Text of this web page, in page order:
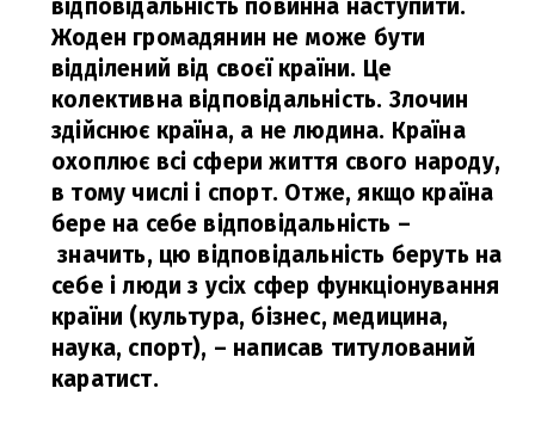
відповідальність повинна наступити.
Жоден громадянин не може бути
відділений від своєї країни. Це
колективна відповідальність. Злочин
здійснює країна, а не людина. Країна
охоплює всі сфери життя свого народу,
в тому числі і спорт. Отже, якщо країна
бере на себе відповідальність –
значить, цю відповідальність беруть на
себе і люди з усіх сфер функціонування
країни (культура, бізнес, медицина,
наука, спорт), – написав титулований
каратист.